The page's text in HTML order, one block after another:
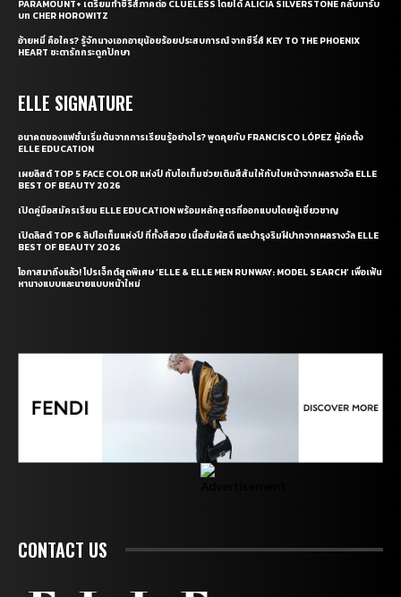
PARAMOUNT+ เตรียมทำซีรี่ส์ภาคต่อ CLUELESS โดยได้ ALICIA SILVERSTONE กลับมารับ
บท CHER HOROWITZ
อ้ายหมี่ คือใคร? รู้จักนางเอกอายุน้อยร้อยประสบการณ์ จากซีรี่ส์ KEY TO THE PHOENIX
HEART ชะตารักกระดูกปักษา
ELLE SIGNATURE
อนาคตของแฟชั่นเริ่มต้นจากการเรียนรู้อย่างไร? พูดคุยกับ FRANCISCO LÓPEZ ผู้ก่อตั้ง
ELLE EDUCATION
เผยลิสต์ TOP 5 FACE COLOR แห่งปี กับไอเท็มช่วยเติมสีสันให้กับใบหน้าจากผลรางวัล ELLE
BEST OF BEAUTY 2026
เปิดคู่มือสมัครเรียน ELLE EDUCATION พร้อมหลักสูตรที่ออกแบบโดยผู้เชี่ยวชาญ
เปิดลิสต์ TOP 6 ลิปไอเท็มแห่งปี ที่ทั้งสีสวย เนื้อสัมผัสดี และบำรุงริมฝีปากจากผลรางวัล ELLE
BEST OF BEAUTY 2026
โอกาสมาถึงแล้ว! โปรเจ็กต์สุดพิเศษ ‘ELLE & ELLE MEN RUNWAY: MODEL SEARCH’ เพื่อเฟ้น
หานางแบบและนายแบบหน้าใหม่
CONTACT US